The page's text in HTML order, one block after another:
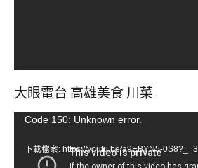
大眼電台 高雄美食 川菜
視Code 150: Unknown error.
下載檔案: https://youtu.be/a9EBYN5-0S8?_=3